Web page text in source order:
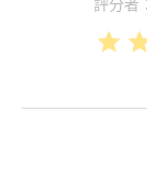
評分者：